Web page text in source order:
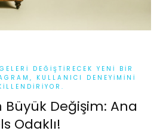
DEĞIŞTIRECEK YENI BIR
KULLANICI DENEYIMINI
Değişim: Ana
Odaklı!